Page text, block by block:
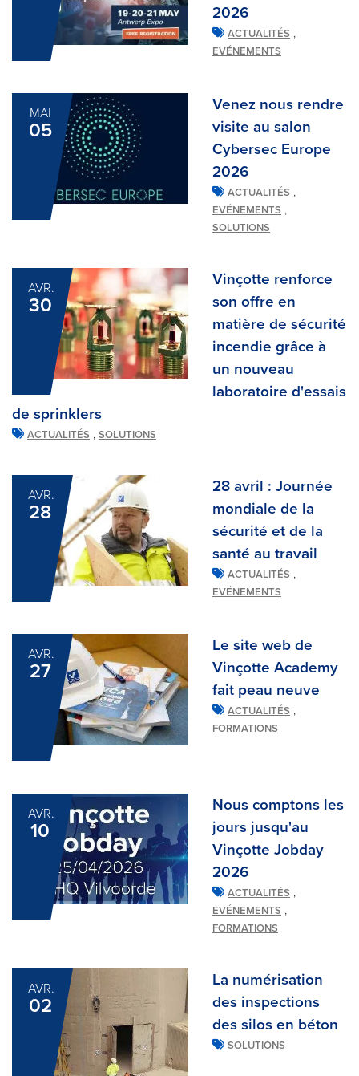
2026
ACTUALITÉS ,
EVÉNEMENTS
MAI
05
Venez nous rendre
visite au salon
Cybersec Europe
2026
ACTUALITÉS ,
EVÉNEMENTS ,
SOLUTIONS
AVR.
30
Vinçotte renforce
son offre en
matière de sécurité
incendie grâce à
un nouveau
laboratoire d'essais
de sprinklers
ACTUALITÉS , SOLUTIONS
AVR.
28
28 avril : Journée
mondiale de la
sécurité et de la
santé au travail
ACTUALITÉS ,
EVÉNEMENTS
AVR.
27
Le site web de
Vinçotte Academy
fait peau neuve
ACTUALITÉS ,
FORMATIONS
AVR.
10
Nous comptons les
jours jusqu'au
Vinçotte Jobday
2026
ACTUALITÉS ,
EVÉNEMENTS ,
FORMATIONS
AVR.
02
La numérisation
des inspections
des silos en béton
SOLUTIONS